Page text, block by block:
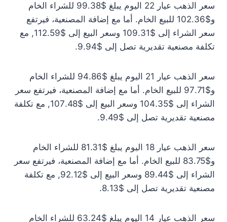
سعر الذهب عيار 22 اليوم يبلغ $99.38 للشراء الخام
و$102.36 للبيع الخام. أما مع إضافة المصنعية، فيرتفع
سعر الشراء إلى $109.31 وسعر البيع إلى $112.59, مع
تكلفة مصنعية تقديرية تصل إلى $9.94.
سعر الذهب عيار 21 اليوم يبلغ $94.86 للشراء الخام
و$97.71 للبيع الخام. أما مع إضافة المصنعية، فيرتفع سعر
الشراء إلى $104.35 وسعر البيع إلى $107.48, مع تكلفة
مصنعية تقديرية تصل إلى $9.49.
سعر الذهب عيار 18 اليوم يبلغ $81.31 للشراء الخام
و$83.75 للبيع الخام. أما مع إضافة المصنعية، فيرتفع سعر
الشراء إلى $89.44 وسعر البيع إلى $92.12, مع تكلفة
مصنعية تقديرية تصل إلى $8.13.
سعر الذهب عيار 14 اليوم يبلغ $63.24 للشراء الخام